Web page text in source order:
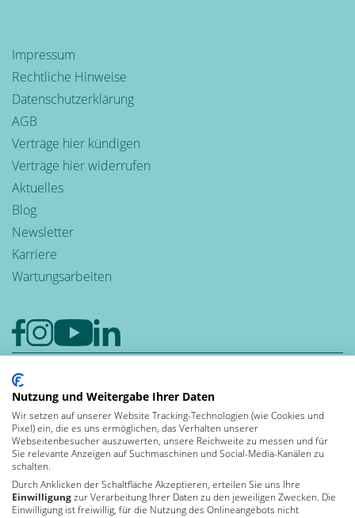
Impressum
Rechtliche Hinweise
Datenschutzerklärung
AGB
Verträge hier kündigen
Verträge hier widerrufen
Aktuelles
Blog
Newsletter
Karriere
Wartungsarbeiten
Leben und
arbeiten in der
4,6
Bewerten auch Sie uns bei Google
Nutzung und Weitergabe Ihrer Daten
Wir setzen auf unserer Website Tracking-Technologien (wie Cookies und
Pixel) ein, die es uns ermöglichen, das Verhalten unserer
Webseitenbesucher auszuwerten, unsere Reichweite zu messen und für
Sie relevante Anzeigen auf Suchmaschinen und Social-Media-Kanälen zu
schalten.
Durch Anklicken der Schaltfläche Akzeptieren, erteilen Sie uns Ihre
Einwilligungzur Verarbeitung Ihrer Daten zu den jeweiligen Zwecken. Die
Einwilligung ist freiwillig, für die Nutzung des Onlineangebots nicht